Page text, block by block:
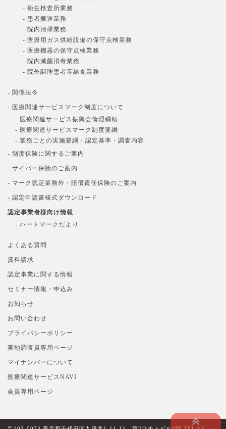
- 衛生検査所業務
- 患者搬送業務
- 院内清掃業務
- 医療用ガス供給設備の保守点検業務
- 医療機器の保守点検業務
- 院内滅菌消毒業務
- 院外調理患者等給食業務
- 関係法令
- 医療関連サービスマーク制度について
- 医療関連サービス振興会倫理綱領
- 医療関連サービスマーク制度要綱
- 業務ごとの実施要綱・認定基準・調査内容
- 制度保険に関するご案内
- サイバー保険のご案内
- マーク認定業務外・賠償責任保険のご案内
- 認定申請書様式ダウンロード
認定事業者様向け情報
- ハートマークだより
よくある質問
資料請求
認定事業に関する情報
セミナー情報・申込み
お知らせ
お問い合わせ
プライバシーポリシー
実地調査員専用ページ
マイナンバーについて
医療関連サービスNAVI
会員専用ページ